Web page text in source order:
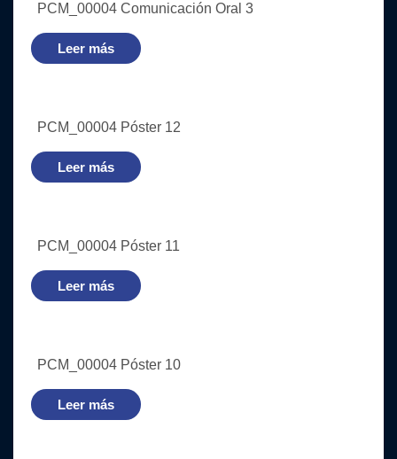
PCM_00004 Comunicación Oral 3
Leer más
PCM_00004 Póster 12
Leer más
PCM_00004 Póster 11
Leer más
PCM_00004 Póster 10
Leer más